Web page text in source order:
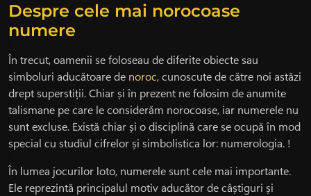
Despre cele mai norocoase
numere
În trecut, oamenii se foloseau de diferite obiecte sau
simboluri aducătoare de noroc, cunoscute de către noi astăzi
drept superstiții. Chiar și în prezent ne folosim de anumite
talismane pe care le considerăm norocoase, iar numerele nu
sunt excluse. Există chiar și o disciplină care se ocupă în mod
special cu studiul cifrelor și simbolistica lor: numerologia. !
În lumea jocurilor loto, numerele sunt cele mai importante.
Ele reprezintă principalul motiv aducător de câștiguri și